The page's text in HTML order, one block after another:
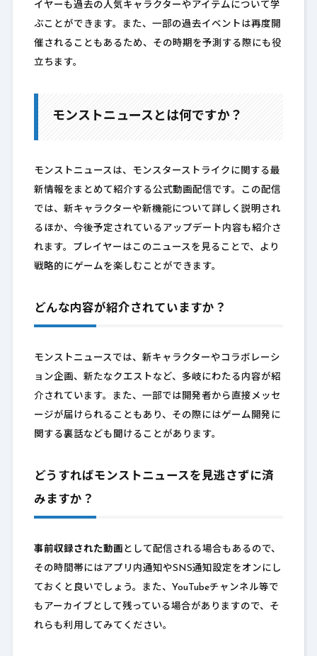
イヤーも過去の人気キャラクターやアイテムについて学
ぶことができます。また、一部の過去イベントは再度開
催されることもあるため、その時期を予測する際にも役
立ちます。
モンストニュースとは何ですか？
モンストニュースは、モンスターストライクに関する最
新情報をまとめて紹介する公式動画配信です。この配信
では、新キャラクターや新機能について詳しく説明され
るほか、今後予定されているアップデート内容も紹介さ
れます。プレイヤーはこのニュースを見ることで、より
戦略的にゲームを楽しむことができます。
どんな内容が紹介されていますか？
モンストニュースでは、新キャラクターやコラボレーシ
ョン企画、新たなクエストなど、多岐にわたる内容が紹
介されています。また、一部では開発者から直接メッセ
ージが届けられることもあり、その際にはゲーム開発に
関する裏話なども聞けることがあります。
どうすればモンストニュースを見逃さずに済
みますか？
事前収録された動画 として配信される場合もあるので、
その時間帯にはアプリ内通知やSNS通知設定をオンにし
ておくと良いでしょう。また、YouTubeチャンネル等で
もアーカイブとして残っている場合がありますので、そ
れらも利用してみてください。